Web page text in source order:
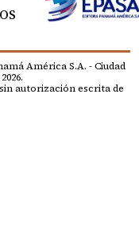
América S.A. - Ciudad
autorización escrita de